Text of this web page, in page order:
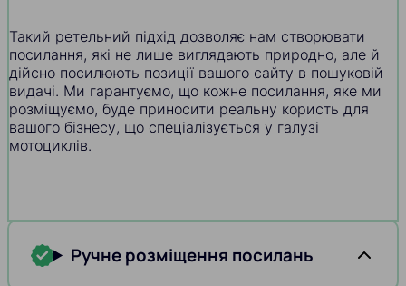
Такий ретельний підхід дозволяє нам створювати
посилання, які не лише виглядають природно, але й
дійсно посилюють позиції вашого сайту в пошуковій
видачі. Ми гарантуємо, що кожне посилання, яке ми
розміщуємо, буде приносити реальну користь для
вашого бізнесу, що спеціалізується у галузі
мотоциклів.
Ручне розміщення посилань